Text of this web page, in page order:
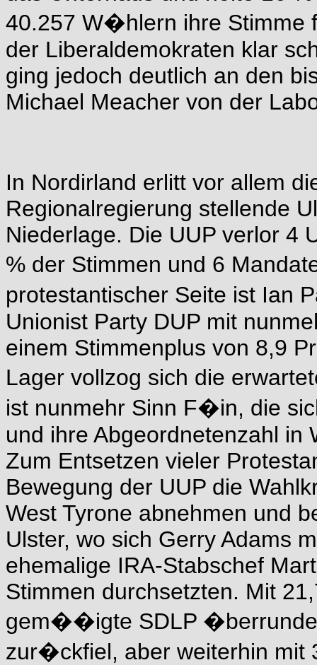
40.257 W�hlern ihre Stimme
der Liberaldemokraten klar
ging jedoch deutlich an den
Michael Meacher von der
In Nordirland erlitt vor allem
Regionalregierung stellende
Niederlage. Die UUP verlor 4
% der Stimmen und 6
protestantischer Seite ist Ian
Unionist Party DUP mit
einem Stimmenplus von 8,9
Lager vollzog sich die
ist nunmehr Sinn F�in, die
und ihre Abgeordnetenzahl in
Zum Entsetzen vieler
Bewegung der UUP die
West Tyrone abnehmen und
Ulster, wo sich Gerry Adams
ehemalige IRA-Stabschef
Stimmen durchsetzten. Mit
gem��igte SDLP
zur�ckfiel, aber weiterhin mit